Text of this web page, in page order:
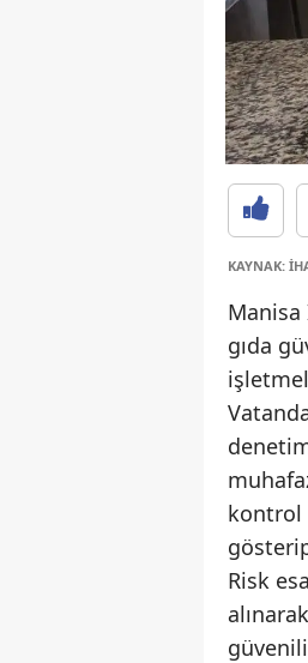
KAYNAK:
Manisa
gıda
kontrol
Risk